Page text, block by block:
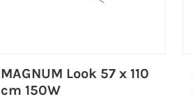
MAGNUM Look 57 x 110
cm 150W